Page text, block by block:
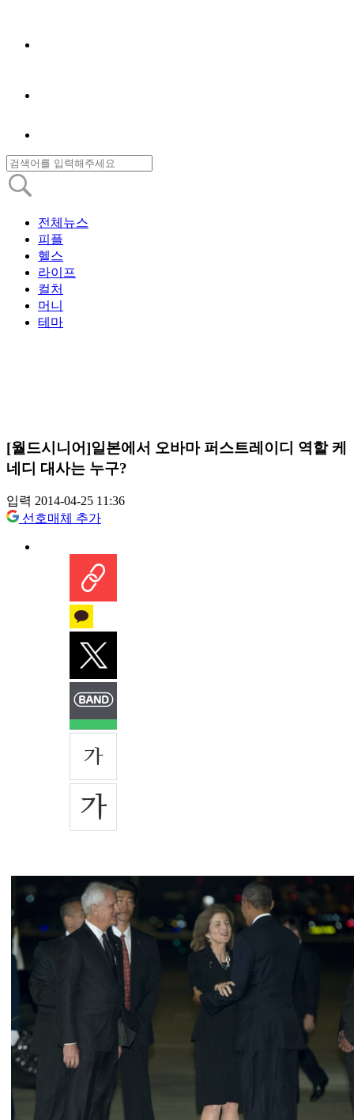
전체뉴스
피플
헬스
라이프
컬처
머니
테마
[월드시니어]일본에서 오바마 퍼스트레이디 역할 케
네디 대사는 누구?
입력 2014-04-25 11:36
선호매체 추가